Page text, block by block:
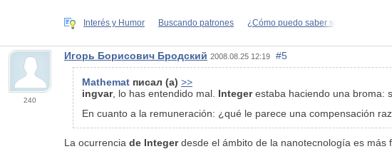
Interés y Humor Buscando patrones ¿Cómo puedo saber si
240
Игорь Борисович Бродский 2008.08.25 12:19 #5
Mathemat писал (а) >>
ingvar, lo has entendido mal. Integerestaba haciendo una broma:
En cuanto a la remuneración: ¿qué le parece una compensación
La ocurrencia de Integerdesde el ámbito de la nanotecnología es más